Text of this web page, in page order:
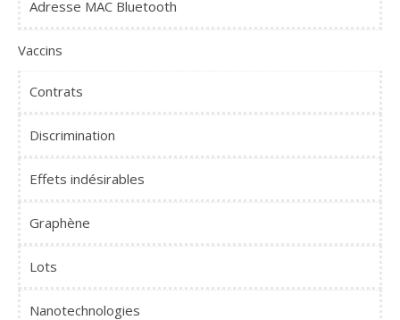
Adresse MAC Bluetooth
Vaccins
Contrats
Discrimination
Effets indésirables
Graphène
Lots
Nanotechnologies